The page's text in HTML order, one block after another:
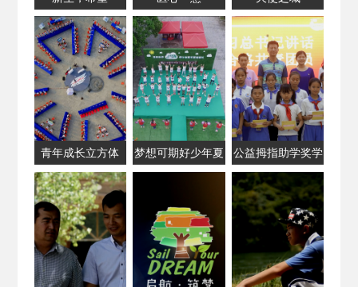
青年成长立方体
梦想可期好少年夏
公益拇指助学奖学